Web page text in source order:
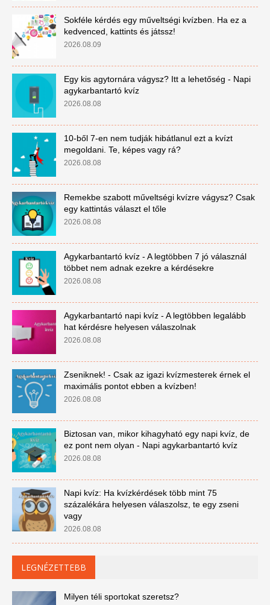
Sokféle kérdés egy műveltségi kvízben. Ha ez a
kedvenced, kattints és játssz!
2026.08.09
Egy kis agytornára vágysz? Itt a lehetőség - Napi
agykarbantartó kvíz
2026.08.08
10-ből 7-en nem tudják hibátlanul ezt a kvízt
megoldani. Te, képes vagy rá?
2026.08.08
Remekbe szabott műveltségi kvízre vágysz? Csak
egy kattintás választ el tőle
2026.08.08
Agykarbantartó kvíz - A legtöbben 7 jó válasznál
többet nem adnak ezekre a kérdésekre
2026.08.08
Agykarbantartó napi kvíz - A legtöbben legalább
hat kérdésre helyesen válaszolnak
2026.08.08
Zseniknek! - Csak az igazi kvízmesterek érnek el
maximális pontot ebben a kvízben!
2026.08.08
Biztosan van, mikor kihagyható egy napi kvíz, de
ez pont nem olyan - Napi agykarbantartó kvíz
2026.08.08
Napi kvíz: Ha kvízkérdések több mint 75
százalékára helyesen válaszolsz, te egy zseni
vagy
2026.08.08
LEGNÉZETTEBB
Milyen téli sportokat szeretsz?